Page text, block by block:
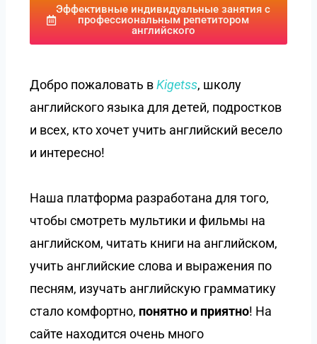
Эффективные индивидуальные занятия с
профессиональным репетитором
английского
Добро пожаловать вKigetss, школу
английского языка для детей, подростков
и всех, кто хочет учить английский весело
и интересно!
Наша платформа разработана для того,
чтобы смотреть мультики и фильмы на
английском, читать книги на английском,
учить английские слова и выражения по
песням, изучать английскую грамматику
стало комфортно, понятно и приятно! На
сайте находится очень много